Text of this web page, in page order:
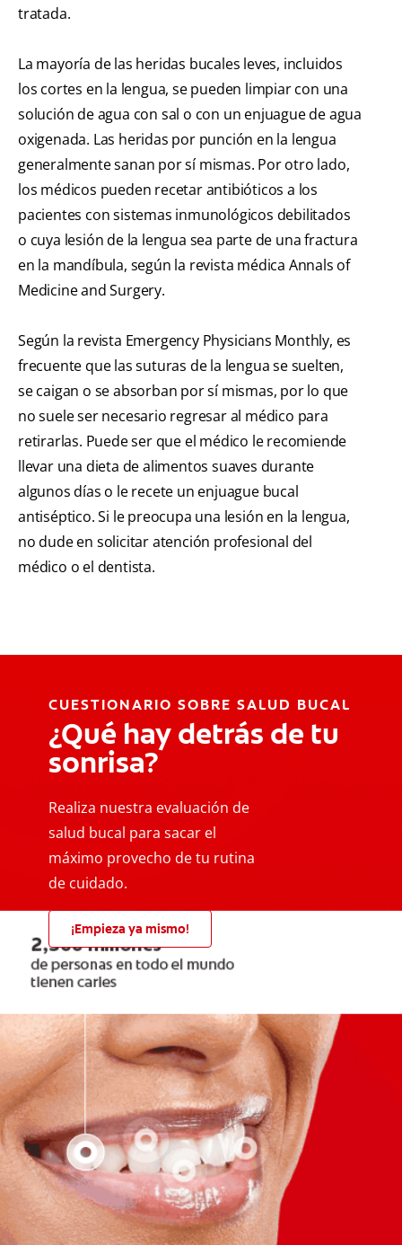
tratada.
La mayoría de las heridas bucales leves, incluidos
los cortes en la lengua, se pueden limpiar con una
solución de agua con sal o con un enjuague de agua
oxigenada. Las heridas por punción en la lengua
generalmente sanan por sí mismas. Por otro lado,
los médicos pueden recetar antibióticos a los
pacientes con sistemas inmunológicos debilitados
o cuya lesión de la lengua sea parte de una fractura
en la mandíbula, según la revista médica Annals of
Medicine and Surgery.
Según la revista Emergency Physicians Monthly, es
frecuente que las suturas de la lengua se suelten,
se caigan o se absorban por sí mismas, por lo que
no suele ser necesario regresar al médico para
retirarlas. Puede ser que el médico le recomiende
llevar una dieta de alimentos suaves durante
algunos días o le recete un enjuague bucal
antiséptico. Si le preocupa una lesión en la lengua,
no dude en solicitar atención profesional del
médico o el dentista.
CUESTIONARIO SOBRE SALUD BUCAL
¿Qué hay detrás de tu
sonrisa?
Realiza nuestra evaluación de
salud bucal para sacar el
máximo provecho de tu rutina
de cuidado.
¡Empieza ya mismo!